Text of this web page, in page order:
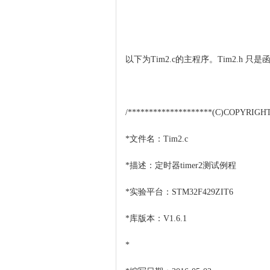
以下为Tim2.c的主程序。Tim2.h 只是函
/
*文件名：Tim2.c
*描述：定时器timer2测试例程
*实验平台：STM32F429ZIT6
*库版本：V1.6.1
*